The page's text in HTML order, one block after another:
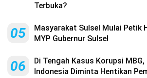
Terbuka?
05
Masyarakat Sulsel Mulai Petik
MYP Gubernur Sulsel
06
Di Tengah Kasus Korupsi
Indonesia Diminta Hentikan